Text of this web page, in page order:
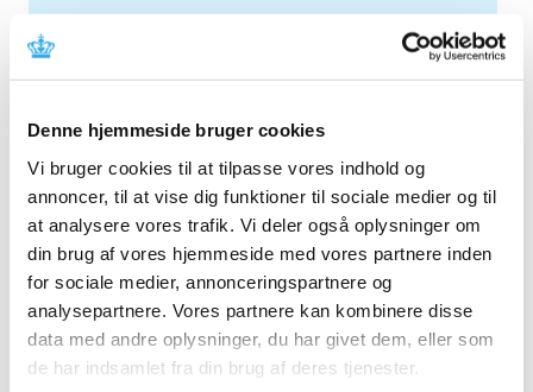
Denne hjemmeside bruger cookies
Vi bruger cookies til at tilpasse vores indhold og
annoncer, til at vise dig funktioner til sociale medier og til
at analysere vores trafik. Vi deler også oplysninger om
din brug af vores hjemmeside med vores partnere inden
for sociale medier, annonceringspartnere og
analysepartnere. Vores partnere kan kombinere disse
data med andre oplysninger, du har givet dem, eller som
de har indsamlet fra din brug af deres tjenester.
2026 (25)
2025 (17)
2024 (17)
2023 (26)
2020 (11)
2019 (45)
2018 (45)
december (5)
november (1)
oktober (5)